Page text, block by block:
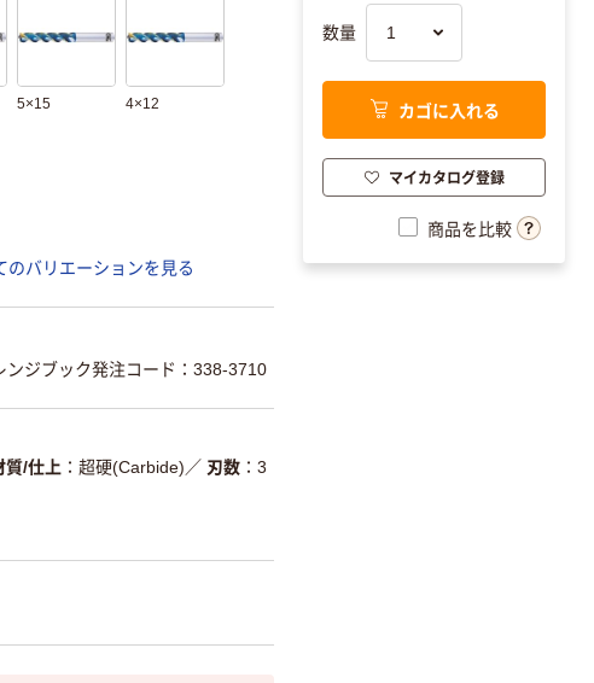
5×15 4×12
のバリエーションを見る
ンジブック発注コード：338-3710
質/仕上 超硬(Carbide) ／ 刃数
3
数量
カゴに入れる
マイカタログ登録
商品を比較